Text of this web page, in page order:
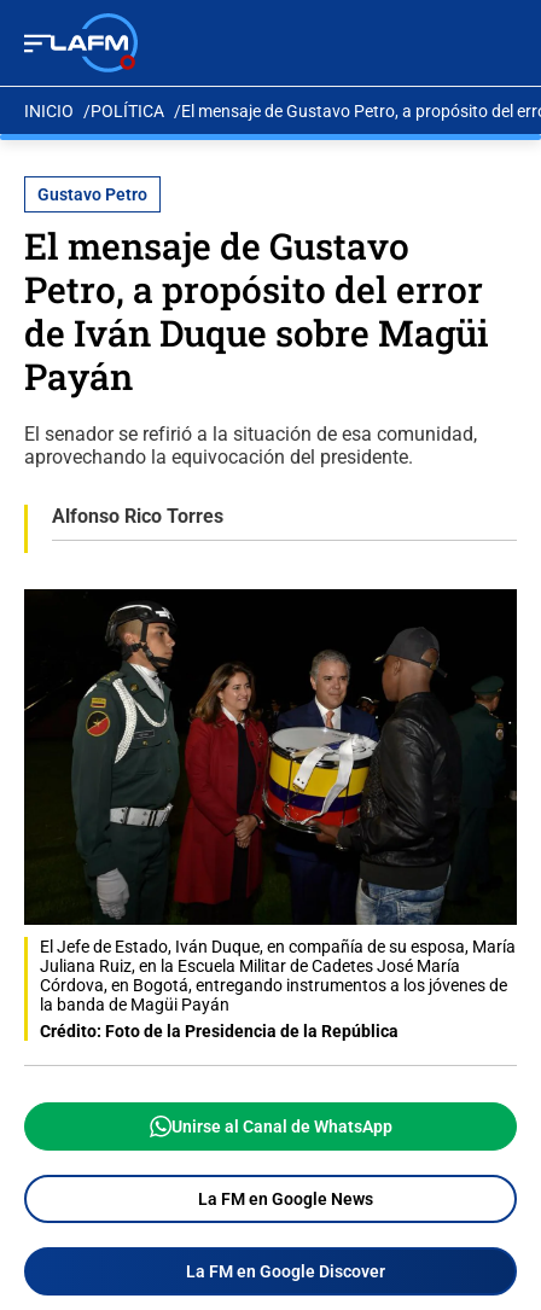
INICIO POLÍTICA El mensaje de Gustavo Petro, a propósito del
Gustavo Petro
El mensaje de Gustavo
Petro, a propósito del error
de Iván Duque sobre Magüi
Payán
El senador se refirió a la situación de esa comunidad,
aprovechando la equivocación del presidente.
Alfonso Rico Torres
El Jefe de Estado, Iván Duque, en compañía de su esposa, María
Juliana Ruiz, en la Escuela Militar de Cadetes José María
Córdova, en Bogotá, entregando instrumentos a los jóvenes de
la banda de Magüi Payán
Crédito: Foto de la Presidencia de la República
Unirse al Canal de WhatsApp
La FM en Google News
La FM en Google Discover